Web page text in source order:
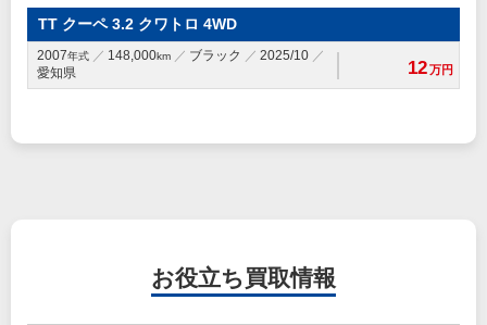
TT クーペ 3.2 クワトロ 4WD
2007年式 148,000km ブラック
2025/10
愛知県
12万円
お役立ち 買取情報